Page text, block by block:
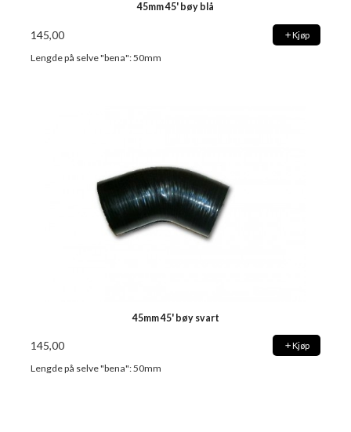
45mm 45' bøy blå
145,00 Kjøp
Lengde på selve "bena": 50mm
45mm 45' bøy svart
145,00 Kjøp
Lengde på selve "bena": 50mm